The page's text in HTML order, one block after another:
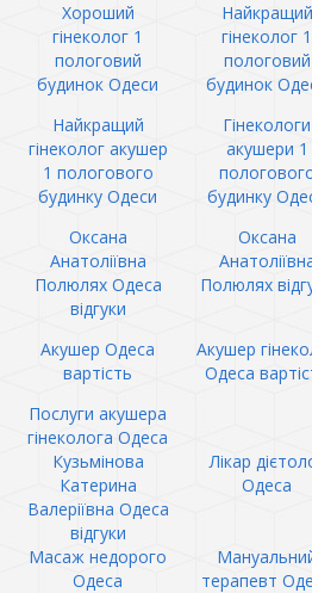
Хороший
гінеколог 1
пологовий
будинок Одеси
Найкращий
гінеколог 1
пологовий
будинок
Найкращий
гінеколог акушер
1 пологового
будинку Одеси
Гінекологи
акушери 1
будинку
Оксана
Анатоліївна
Полюлях Одеса
відгуки
Оксана
Полюлях
Акушер Одеса
вартість
Акушер
Одеса
Послуги акушера
гінеколога Одеса
Кузьмінова
Катерина
Валеріївна Одеса
відгуки
Лікар
Одеса
Масаж недорого
Одеса
терапевт